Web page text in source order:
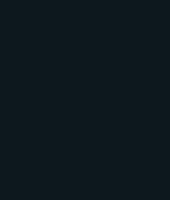
der Fahrrinne. Der
zu dem Kurs des
daß es vor dem Unfall am
gefahren, wenn es nicht
sei. Damit hat er die
M, wie der Schiffsführer
sich nicht außerhalb der
Aussagen zum Kurs des
vor. Infolgedessen läßt sich
MS M vor dem Unfall
ist. Damit kann auch nicht
M außerhalb der Fahrrinne
quer gefallen ist.